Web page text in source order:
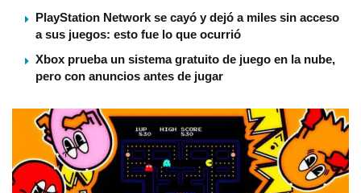
PlayStation Network se cayó y dejó a miles sin acceso
a sus juegos: esto fue lo que ocurrió
Xbox prueba un sistema gratuito de juego en la nube,
pero con anuncios antes de jugar